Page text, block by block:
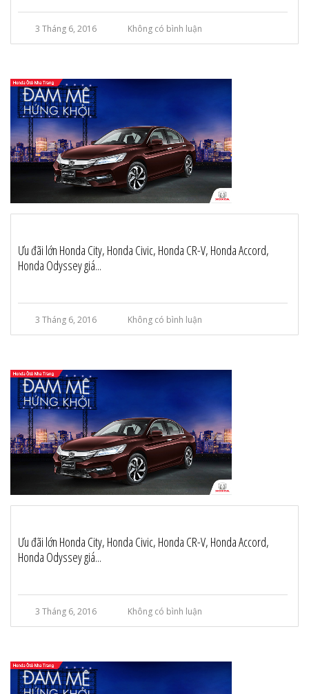
3 Tháng 6, 2016 Không có bình luận
Ưu đãi lớn Honda City, Honda Civic, Honda CR-V, Honda Accord,
Honda Odyssey giá...
3 Tháng 6, 2016 Không có bình luận
Ưu đãi lớn Honda City, Honda Civic, Honda CR-V, Honda Accord,
Honda Odyssey giá...
3 Tháng 6, 2016 Không có bình luận